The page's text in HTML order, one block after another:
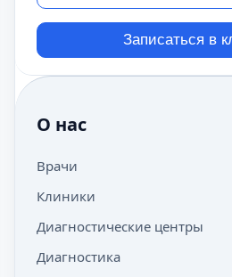
Записаться в
О нас
Врачи
Клиники
Диагностические центры
Диагностика